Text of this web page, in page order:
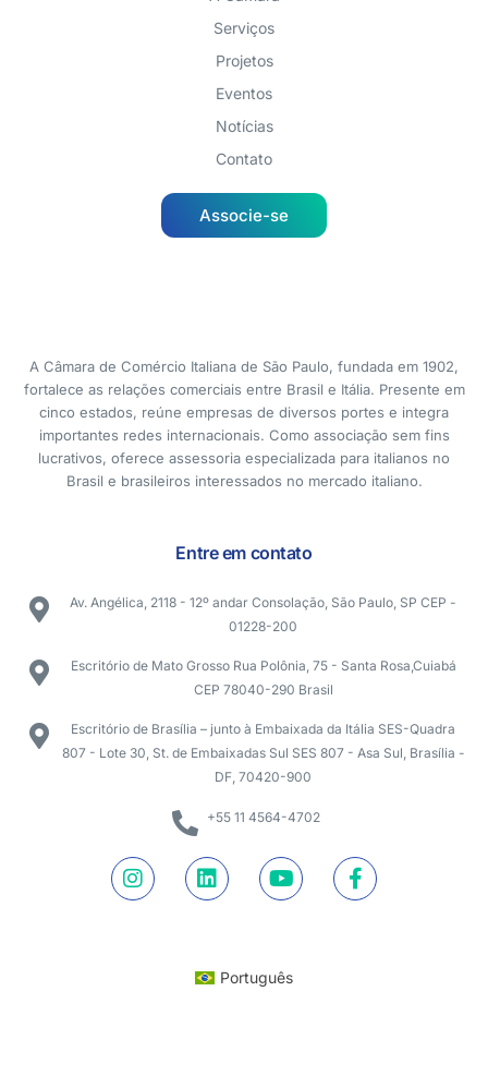
Serviços
Projetos
Eventos
Notícias
Contato
Associe-se
A Câmara de Comércio Italiana de São Paulo, fundada em 1902,
fortalece as relações comerciais entre Brasil e Itália. Presente em
cinco estados, reúne empresas de diversos portes e integra
importantes redes internacionais. Como associação sem fins
lucrativos, oferece assessoria especializada para italianos no
Brasil e brasileiros interessados no mercado italiano.
Entre em contato
Av. Angélica, 2118 - 12º andar Consolação, São Paulo, SP CEP -
01228-200
Escritório de Mato Grosso Rua Polônia, 75 - Santa Rosa,Cuiabá
CEP 78040-290 Brasil
Escritório de Brasília – junto à Embaixada da Itália SES-Quadra
807 - Lote 30, St. de Embaixadas Sul SES 807 - Asa Sul, Brasília -
DF, 70420-900
+55 11 4564-4702
Português